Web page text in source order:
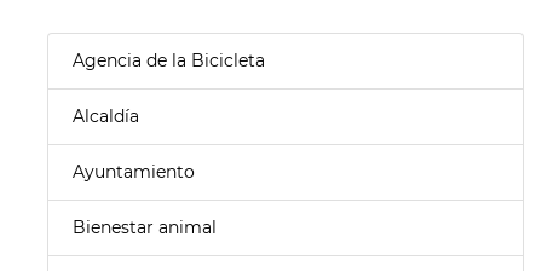
Agencia de la Bicicleta
Alcaldía
Ayuntamiento
Bienestar animal